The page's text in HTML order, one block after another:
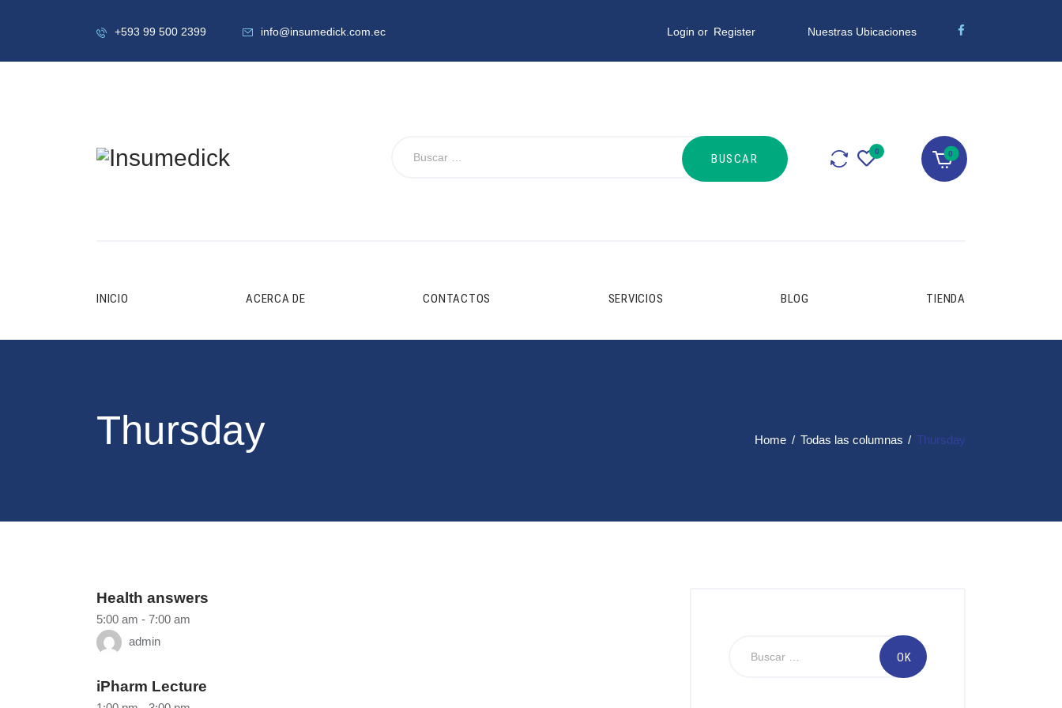
+593 99 500 2399 info@insumedick.com.ec Login or Register Nuestras Ubicaciones
0
INICIO ACERCA DE CONTACTOS SERVICIOS BLOG TIENDA
Thursday Home Todas las columnas Thursday
Health answers
5:00 am - 7:00 am
admin
iPharm Lecture